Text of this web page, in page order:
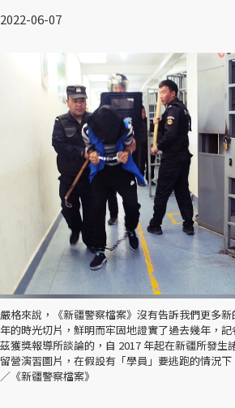
2022-06-07
嚴格來說，《新疆警察檔案》沒有告訴我們更多
年的時光切片，鮮明而牢固地證實了過去幾年，
茲獲獎報導所談論的，自 2017 年起在新疆所發生
留營演習圖片，在假設有「學員」要逃跑的情況
／《新疆警察檔案》